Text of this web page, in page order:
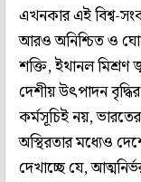
এখনকার এই বিশ্ব-
আরও অনিশ্চিত ও
শক্তি, ইথানল মিশ্রণ
দেশীয় উৎপাদন
কর্মসূচিই নয়, ভারতের
অস্থিরতার মধ্যেও
দেখাচ্ছে যে,